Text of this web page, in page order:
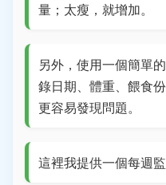
量；太瘦，就增加。
另外，使用一個簡單
錄日期、體重、餵食
更容易發現問題。
這裡我提供一個每週